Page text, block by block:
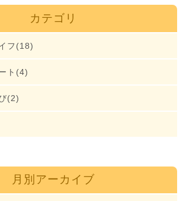
カテゴリ
フ(18)
ト(4)
(2)
月別アーカイブ